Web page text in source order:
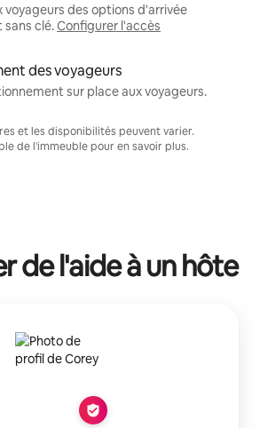
voyageurs des options d'arrivée
sans clé.Configurer l'accès
des voyageurs
sur place aux voyageurs.
et les disponibilités peuvent varier.
de l'immeuble pour en savoir plus.
de l'aide à un hôte